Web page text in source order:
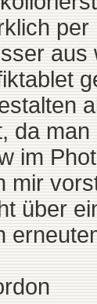
aus
da
im
mir
über